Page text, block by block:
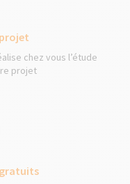
chez vous l’étude
projet
gratuits